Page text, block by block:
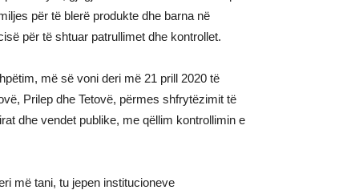
për të blerë produkte dhe barna në
për të shtuar patrullimet dhe kontrollet.
më së voni deri më 21 prill 2020 të
Prilep dhe Tetovë, përmes shfrytëzimit të
dhe vendet publike, me qëllim kontrollimin e
më tani, tu jepen institucioneve